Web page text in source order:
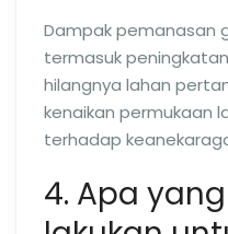
Dampak pemanasan
termasuk
hilangnya lahan
kenaikan permukaan
terhadap
4. Apa